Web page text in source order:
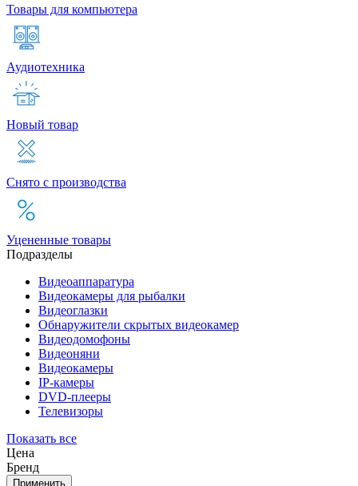
Товары для компьютера
Аудиотехника
Новый товар
Снято с производства
Уцененные товары
Подразделы
Видеоаппаратура
Видеокамеры для рыбалки
Видеоглазки
Обнаружители скрытых видеокамер
Видеодомофоны
Видеоняни
Видеокамеры
IP-камеры
DVD-плееры
Телевизоры
Показать все
Цена
Бренд